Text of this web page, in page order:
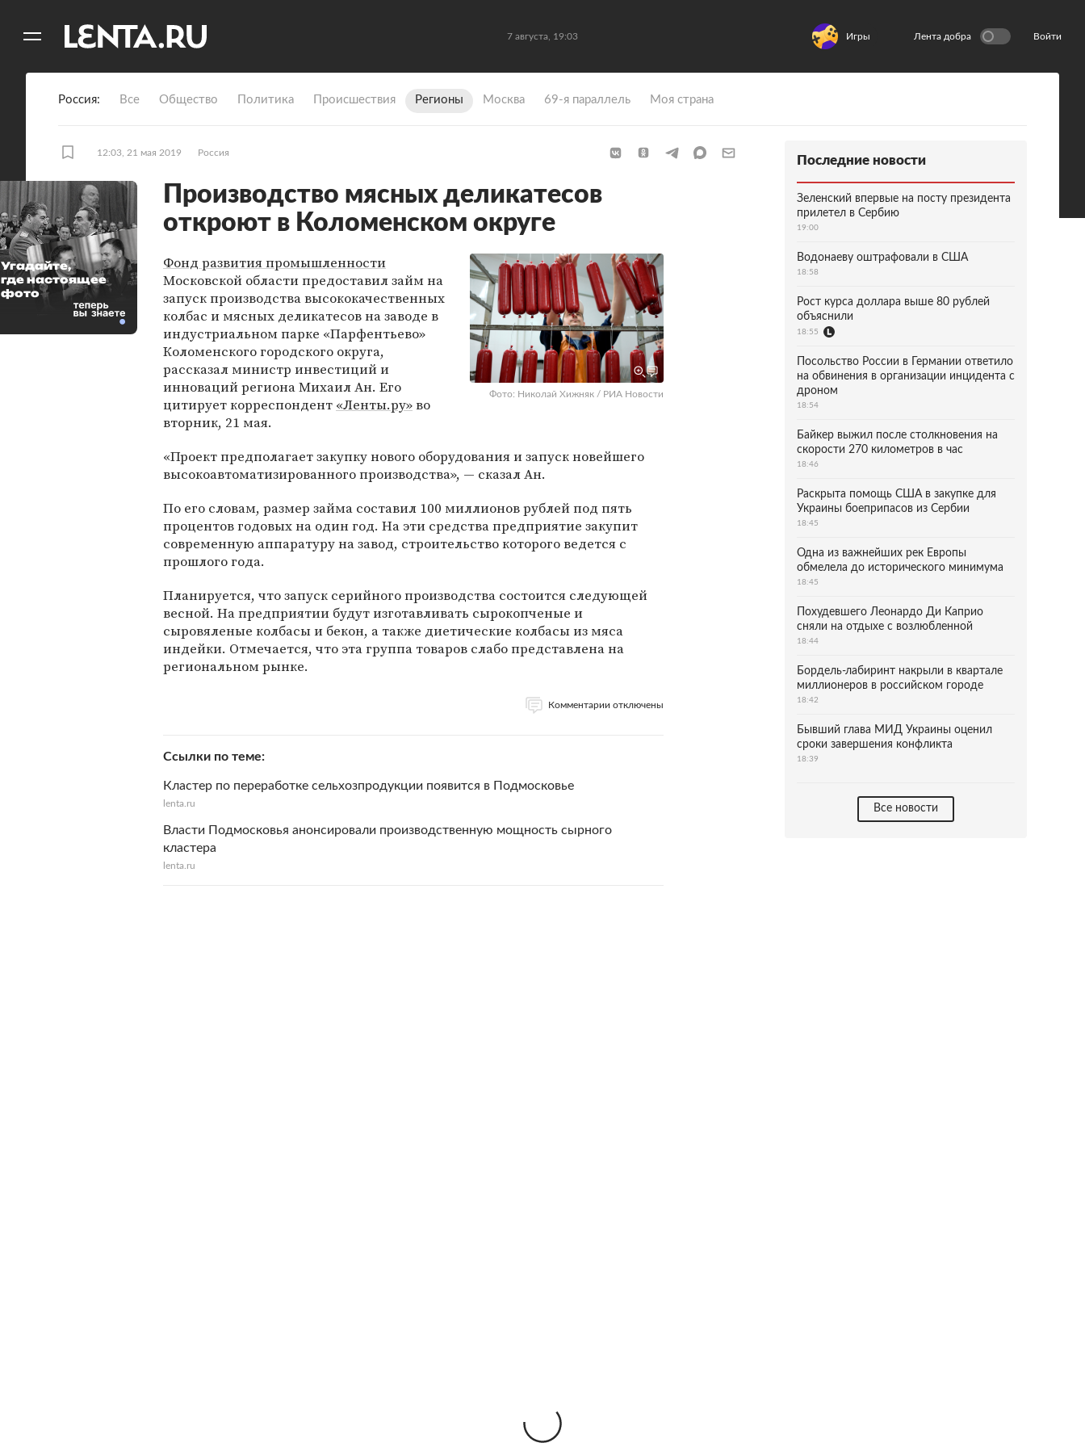
7 августа, 19:03 Игры Лента добра Войти
Россия Все Общество Политика Происшествия Регионы Москва 69-я параллель Моя страна
12:03, 21 мая 2019 Россия
Производство мясных деликатесов
откроют в Коломенском округе
Фото: Николай Хижняк / РИА Новости
Фонд развития промышленности
Московской области предоставил займ на
запуск производства высококачественных
колбас и мясных деликатесов на заводе в
индустриальном парке «Парфентьево»
Коломенского городского округа,
рассказал министр инвестиций и
инноваций региона Михаил Ан. Его
цитирует корреспондент «Ленты.ру»во
вторник, 21 мая.
«Проект предполагает закупку нового оборудования и запуск новейшего
высокоавтоматизированного производства», — сказал Ан.
По его словам, размер займа составил 100 миллионов рублей под пять
процентов годовых на один год. На эти средства предприятие закупит
современную аппаратуру на завод, строительство которого ведется с
прошлого года.
Планируется, что запуск серийного производства состоится следующей
весной. На предприятии будут изготавливать сырокопченые и
сыровяленые колбасы и бекон, а также диетические колбасы из мяса
индейки. Отмечается, что эта группа товаров слабо представлена на
региональном рынке.
Комментарии отключены
Ссылки по теме
Кластер по переработке сельхозпродукции появится в Подмосковье
lenta.ru
Власти Подмосковья анонсировали производственную мощность сырного
кластера
lenta.ru
Угадайте,
где настоящее
фото
Последние новости
Зеленский впервые на посту президента
прилетел в Сербию
19:00
Водонаеву оштрафовали в США
18:58
Рост курса доллара выше 80 рублей
объяснили
18:55
Посольство России в Германии ответило
на обвинения в организации инцидента с
дроном
18:54
Байкер выжил после столкновения на
скорости 270 километров в час
18:46
Раскрыта помощь США в закупке для
Украины боеприпасов из Сербии
18:45
Одна из важнейших рек Европы
обмелела до исторического минимума
18:45
Похудевшего Леонардо Ди Каприо
сняли на отдыхе с возлюбленной
18:44
Бордель-лабиринт накрыли в квартале
миллионеров в российском городе
18:42
Бывший глава МИД Украины оценил
сроки завершения конфликта
18:39
Все новости